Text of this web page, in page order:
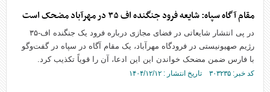
مقام آگاه سپاه: شایعه فرود جنگنده اف ۳۵ در مهرآباد مضحک است
در پی انتشار شایعاتی در فضای مجازی درباره فرود یک جنگنده اف-۳۵
رژیم صهیونیستی در فرودگاه مهرآباد، یک مقام آگاه در سپاه در گفت‌و‌گو
با فارس ضمن مضحک خواندن این این ادعا، آن را قویاً تکذیب کرد.
کد خبر: ۳۰۳۲۳۵ تاریخ انتشار : ۱۴۰۴/۱۲/۱۲